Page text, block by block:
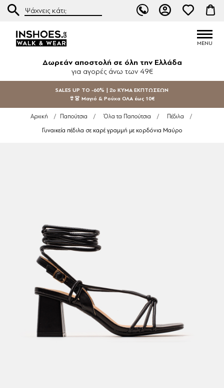
Δωρεάν αποστολή σε όλη την Ελλάδα
για αγορές άνω των 49€
SALES UP TO -60% | 2ο ΚΥΜΑ ΕΚΠΤΩΣΕΩΝ
👙👗 Μαγιό & Ρούχα ΟΛΑ έως 10€
Αρχική / Παπούτσια / Όλα τα Παπούτσια / Πέδιλα /
Γυναικεία πέδιλα σε καρέ γραμμή με κορδόνια Μαύρο